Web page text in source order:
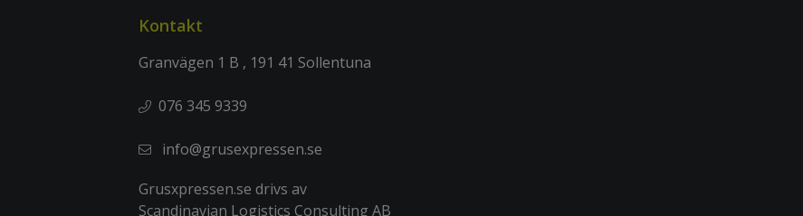
Kontakt
Granvägen 1 B , 191 41 Sollentuna
076 345 9339
info@grusexpressen.se
Grusxpressen.se drivs av
Scandinavian Logistics Consulting AB